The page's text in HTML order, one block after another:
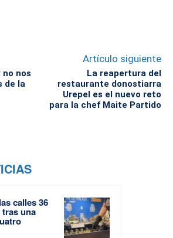
no nos
de la
Artículo siguiente
La reapertura del
restaurante donostiarra
Urepel es el nuevo reto
para la chef Maite Partido
calles 36
una